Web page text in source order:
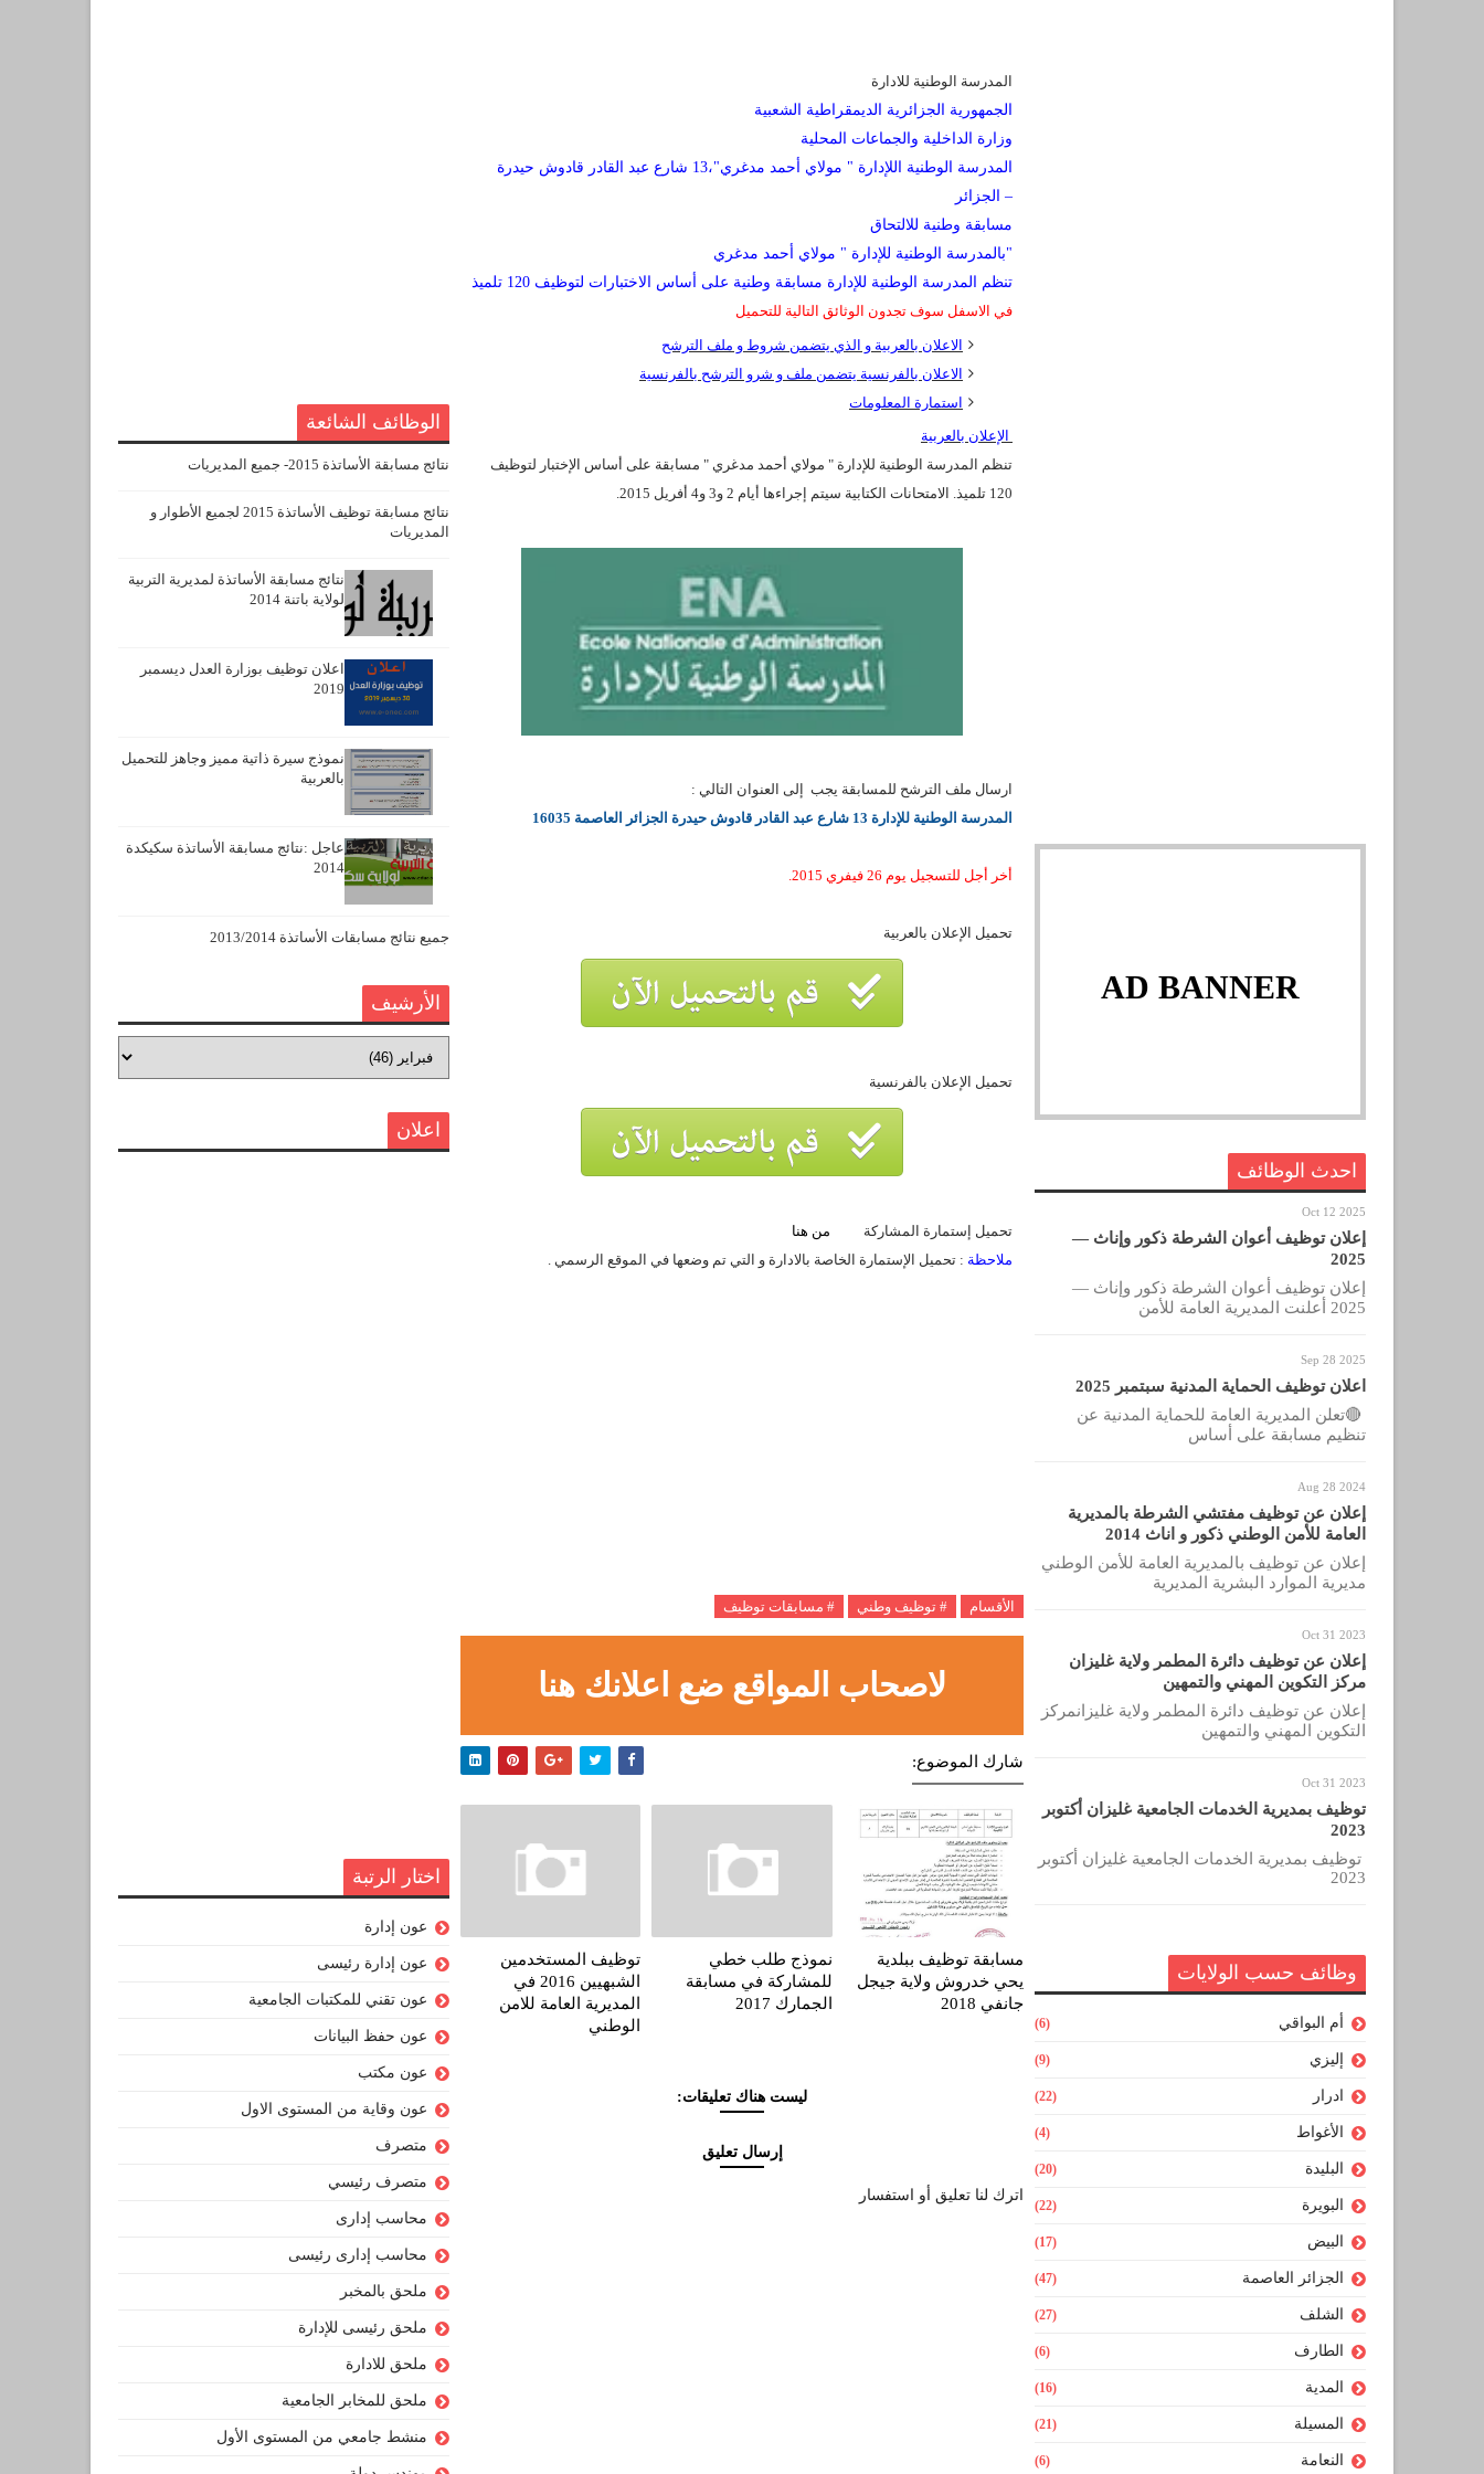
AD BANNER
احدث الوظائف
Oct 12 2025
إعلان توظيف أعوان الشرطة ذكور وإناث —
2025
إعلان توظيف أعوان الشرطة ذكور وإناث —
2025 أعلنت المديرية العامة للأمن
Sep 28 2025
اعلان توظيف الحماية المدنية سبتمبر 2025
🔴تعلن المديرية العامة للحماية المدنية عن
تنظيم مسابقة على أساس
Aug 28 2024
إعلان عن توظيف مفتشي الشرطة بالمديرية
العامة للأمن الوطني ذكور و اناث 2014
إعلان عن توظيف بالمديرية العامة للأمن الوطني
مديرية الموارد البشرية المديرية
Oct 31 2023
إعلان عن توظيف دائرة المطمر ولاية غليزان
مركز التكوين المهني والتمهين
إعلان عن توظيف دائرة المطمر ولاية غليزانمركز
التكوين المهني والتمهين
Oct 31 2023
توظيف بمديرية الخدمات الجامعية غليزان أكتوبر
2023
توظيف بمديرية الخدمات الجامعية غليزان أكتوبر
2023
وظائف حسب الولايات
أم البواقي (6)
إليزي (9)
ادرار (22)
الأغواط (4)
البليدة (20)
البويرة (22)
البيض (17)
الجزائر العاصمة (47)
الشلف (27)
الطارف (6)
المدية (16)
المسيلة (21)
النعامة (6)
المدرسة الوطنية للادارة
الجمهورية الجزائرية الديمقراطية الشعبية
وزارة الداخلية والجماعات المحلية
المدرسة الوطنية اللإدارة " مولاي أحمد مدغري"،13 شارع عبد القادر قادوش حيدرة
الجزائر –
مسابقة وطنية للالتحاق
بالمدرسة الوطنية للإدارة " مولاي أحمد مدغري"
تنظم المدرسة الوطنية للإدارة مسابقة وطنية على أساس الاختبارات لتوظيف 120 تلميذ
في الاسفل سوف تجدون الوثائق التالية للتحميل
الاعلان بالعربية و الذي يتضمن شروط و ملف الترشح
الاعلان بالفرنسية يتضمن ملف و شرو الترشح بالفرنسية
استمارة المعلومات
الإعلان بالعربية
تنظم المدرسة الوطنية للإدارة " مولاي أحمد مدغري " مسابقة على أساس الإختبار لتوظيف
120 تلميذ. الامتحانات الكتابية سيتم إجراءها أيام 2 و3 و4 أفريل 2015.
ارسال ملف الترشح للمسابقة يجب إلى العنوان التالي :
المدرسة الوطنية للإدارة 13 شارع عبد القادر قادوش حيدرة الجزائر العاصمة 16035
أخر أجل للتسجيل يوم 26 فيفري 2015.
تحميل الإعلان بالعربية
تحميل الإعلان بالفرنسية
تحميل إستمارة المشاركة من هنا
ملاحظة : تحميل الإستمارة الخاصة بالادارة و التي تم وضعها في الموقع الرسمي .
الأقسام # توظيف وطني # مسابقات توظيف
لاصحاب المواقع ضع اعلانك هنا
شارك الموضوع:
مسابقة توظيف ببلدية
يحي خدروش ولاية جيجل
جانفي 2018
نموذج طلب خطي
للمشاركة في مسابقة
الجمارك 2017
توظيف المستخدمين
الشبهيين 2016 في
المديرية العامة للامن
الوطني
ليست هناك تعليقات:
إرسال تعليق
اترك لنا تعليق أو استفسار
الوظائف الشائعة
نتائج مسابقة الأساتذة 2015- جميع المديريات
نتائج مسابقة توظيف الأساتذة 2015 لجميع الأطوار و
المديريات
نتائج مسابقة الأساتذة لمديرية التربية
لولاية باتنة 2014
اعلان توظيف بوزارة العدل ديسمبر
2019
نموذج سيرة ذاتية مميز وجاهز للتحميل
بالعربية
عاجل :نتائج مسابقة الأساتذة سكيكدة
2014
جميع نتائج مسابقات الأساتذة 2013/2014
الأرشيف
اعلان
اختار الرتبة
عون إدارة
عون إدارة رئيسى
عون تقني للمكتبات الجامعية
عون حفظ البيانات
عون مكتب
عون وقاية من المستوى الاول
متصرف
متصرف رئيسي
محاسب إدارى
محاسب إدارى رئيسى
ملحق بالمخبر
ملحق رئيسى للإدارة
ملحق للادارة
ملحق للمخابر الجامعية
منشط جامعي من المستوى الأول